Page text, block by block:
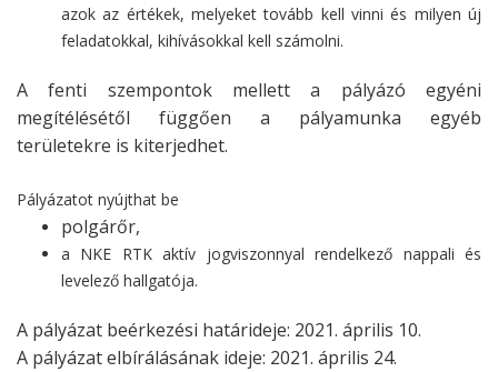
azok az értékek, melyeket tovább kell vinni és milyen új
feladatokkal, kihívásokkal kell számolni.
A fenti szempontok mellett a pályázó egyéni
megítélésétől függően a pályamunka egyéb
területekre is kiterjedhet.
Pályázatot nyújthat be
polgárőr,
a NKE RTK aktív jogviszonnyal rendelkező nappali és
levelező hallgatója.
A pályázat beérkezési határideje: 2021. április 10.
A pályázat elbírálásának ideje: 2021. április 24.